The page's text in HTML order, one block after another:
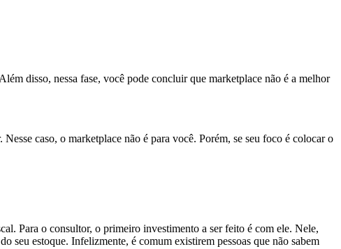
disso, nessa fase, você pode concluir que marketplace não é a melhor
caso, o marketplace não é para você. Porém, se seu foco é colocar o
Para o consultor, o primeiro investimento a ser feito é com ele. Nele,
seu estoque. Infelizmente, é comum existirem pessoas que não sabem